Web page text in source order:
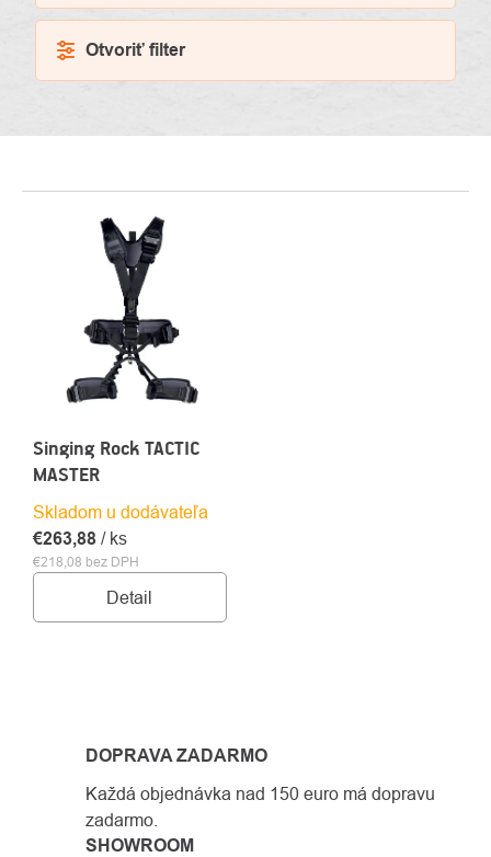
Otvoriť filter
PRODUKTOV
Singing Rock TACTIC
MASTER
Skladom u dodávateľa
€218,08 bez DPH
€263,88 / ks
Detail
VÝPISU
DOPRAVA ZADARMO
Každá objednávka nad 150 euro má dopravu
zadarmo.
SHOWROOM